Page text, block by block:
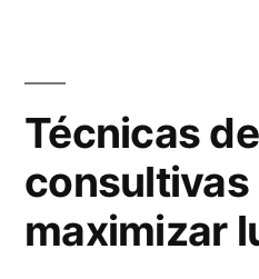
Técnicas
consultivas
maximizar